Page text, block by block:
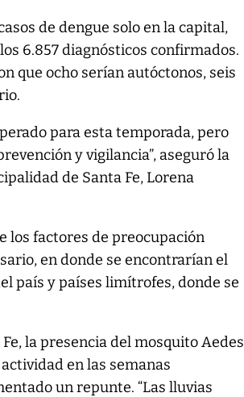
de dengue solo en la capital,
6.857 diagnósticos confirmados.
que ocho serían autóctonos, seis
para esta temporada, pero
y vigilancia”, aseguró la
de Santa Fe, Lorena
los factores de preocupación
en donde se encontrarían el
país y países limítrofes, donde se
la presencia del mosquito Aedes
en las semanas
un repunte. “Las lluvias